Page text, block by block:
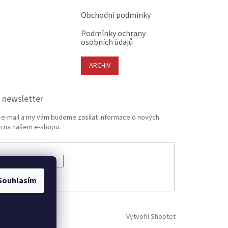
Obchodní podmínky
Podmínky ochrany
osobních údajů
ARCHIV
newsletter
mail a my vám budeme zasílat informace o nových
našem e-shopu.
SE
Vytvořil Shoptet